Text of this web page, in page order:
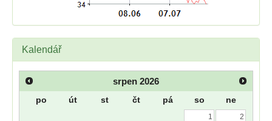
Kalendář
srpen 2026
po út st čt pá so ne
1
2